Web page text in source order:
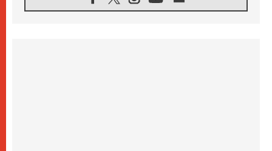
الكنيسة في الأوروغواي: زيارة البابا ستعزز